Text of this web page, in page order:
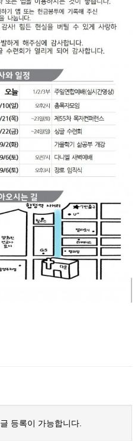
등록이 가능합니다.